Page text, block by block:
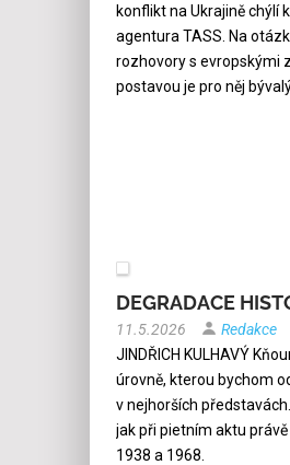
konflikt na Ukrajině chýlí
agentura TASS. Na
rozhovory s evropskými
postavou je pro něj
DEGRADACE
11.5.2026 Redakce
JINDŘICH KULHAVÝ
úrovně, kterou bychom
v nejhorších
jak při pietním aktu
1938 a 1968.